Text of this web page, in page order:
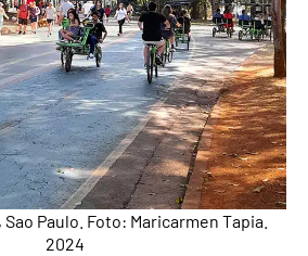
Paulo. Foto: Maricarmen Tapia.
2024